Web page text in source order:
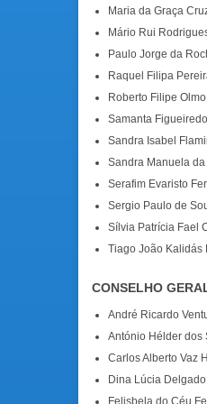
Maria da Graça
Mário Rui
Paulo Jorge da
Raquel Filipa
Roberto Filipe
Samanta
Sandra Isabel
Sandra Manuela
Serafim Evaristo
Sergio Paulo de
Sílvia Patrícia Fael
Tiago João Kalidás
CONSELHO
André Ricardo
António Hélder
Carlos Alberto Vaz
Dina Lúcia
Felisbela do Céu